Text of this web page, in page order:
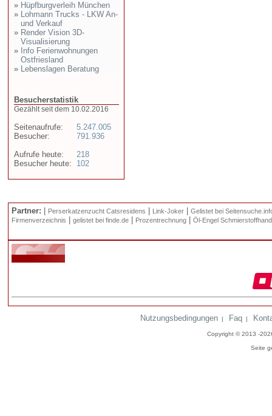
» Hüpfburgverleih München
» Lohmann Trucks - LKW An-
und Verkauf
» Render Vision 3D-
Visualisierung
» Info Ferienwohnungen
Ostfriesland
» Lebenslagen Beratung
Besucherstatistik
Gezählt seit dem 10.02.2016
Seitenaufrufe:
Besucher:
Aufrufe heute:
Besucher heute:
5.247.005
791.936
218
102
Partner: Perserkatzenzucht Catsresidens Link-Joker
Gelistet bei
Firmenverzeichnis
gelistet bei finde.de Prozentrechnung Öl-Engel
Nutzungsbedingungen | Faq |
Copyright © 2013 -
Seite